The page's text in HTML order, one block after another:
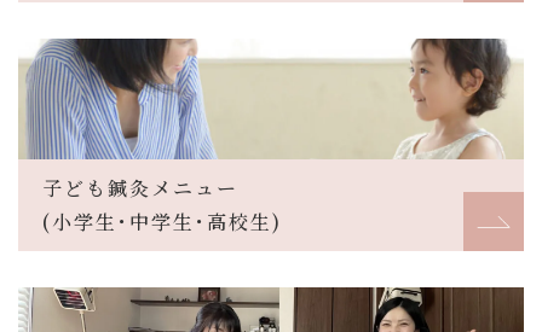
子ども鍼灸メニュー
(小学生･中学生･高校生)